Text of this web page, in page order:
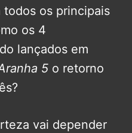
todos os principais
os 4
lançados em
5 o retorno
vai depender